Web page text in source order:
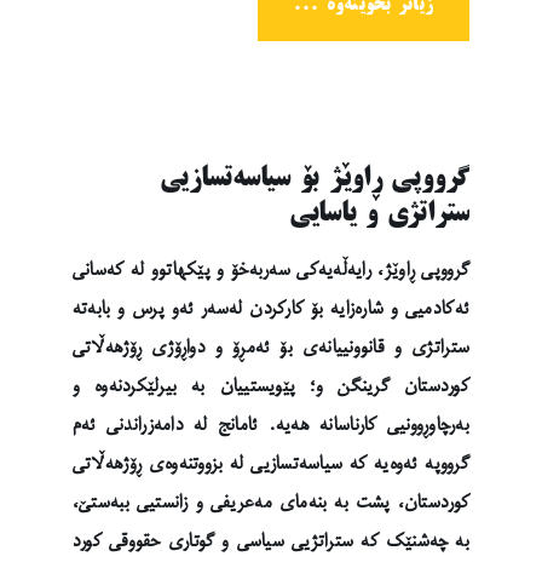
گرووپی ڕاوێژ بۆ سیاسەتسازیی
ستراتژی و یاسایی
گرووپی ڕاوێژ، رایەڵەیەکی سەربەخۆ و پێکهاتوو لە کەسانی
ئەکادمیی و شارەزایە بۆ کارکردن لەسەر ئەو پرس و بابەتە
ستراتژی و قانوونییانەی بۆ ئەمڕۆ و دواڕۆژی ڕۆژهەڵاتی
کوردستان گرینگن و؛ پێویستییان بە بیرلێکردنەوە و
بەرچاوڕوونیی کارناسانە هەیە. ئامانج لە دامەزراندنی ئەم
گرووپە ئەوەیە کە سیاسەتسازیی لە بزووتنەوەی ڕۆژهەڵاتی
کوردستان، پشت بە بنەمای مەعریفی و زانستیی ببەستێ،
بە چەشنێک کە ستراتژیی سیاسی و گوتاری حقووقی کورد